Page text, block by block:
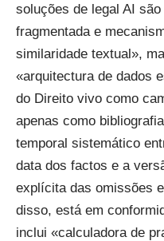
soluções de legal AI
fragmentada e
similaridade textual»,
«arquitectura de dados
do Direito vivo como
apenas como
temporal sistemático
data dos factos e a
explícita das omissões
disso, está em
inclui «calculadora de